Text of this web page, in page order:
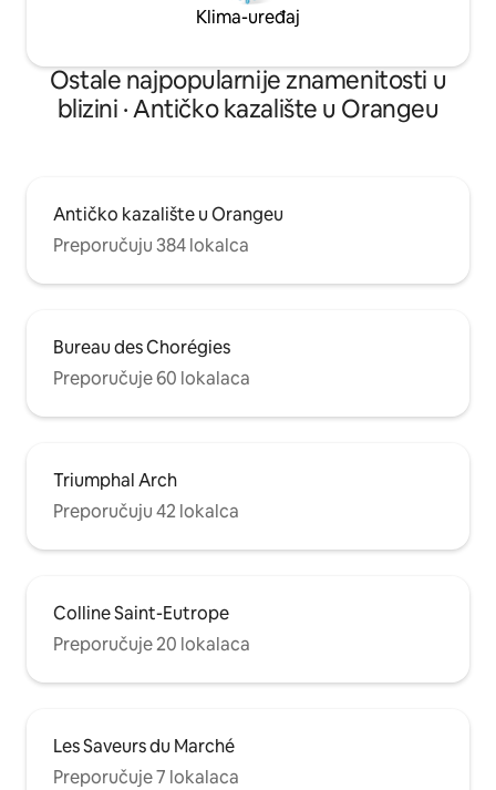
Klima-uređaj
Ostale najpopularnije znamenitosti u
blizini · Antičko kazalište u Orangeu
Antičko kazalište u Orangeu
Preporučuju 384 lokalca
Bureau des Chorégies
Preporučuje 60 lokalaca
Triumphal Arch
Preporučuju 42 lokalca
Colline Saint-Eutrope
Preporučuje 20 lokalaca
Les Saveurs du Marché
Preporučuje 7 lokalaca